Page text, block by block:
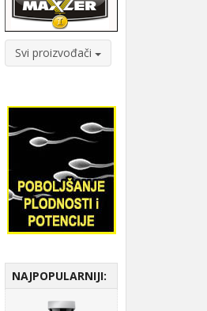
Svi proizvođači
NAJPOPULARNIJI: